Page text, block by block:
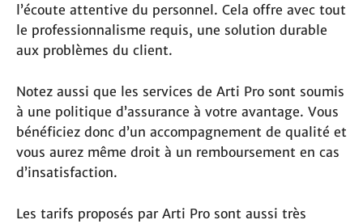
l’écoute attentive du personnel. Cela offre avec tout
le professionnalisme requis, une solution durable
aux problèmes du client.
Notez aussi que les services de Arti Pro sont soumis
à une politique d’assurance à votre avantage. Vous
bénéficiez donc d’un accompagnement de qualité et
vous aurez même droit à un remboursement en cas
d’insatisfaction.
Les tarifs proposés par Arti Pro sont aussi très